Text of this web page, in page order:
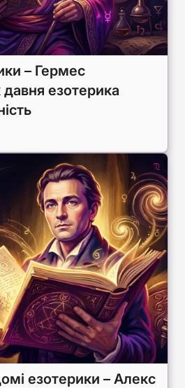
– Гермес
давня езотерика
езотерики – Алекс